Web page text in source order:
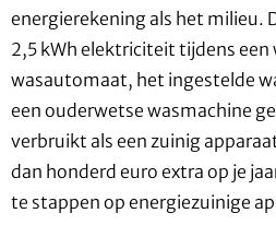
energierekening als het milieu.
2,5 kWh elektriciteit tijdens
wasautomaat, het ingestelde
een ouderwetse wasmachine
verbruikt als een zuinig
dan honderd euro extra op je
te stappen op energiezuinige